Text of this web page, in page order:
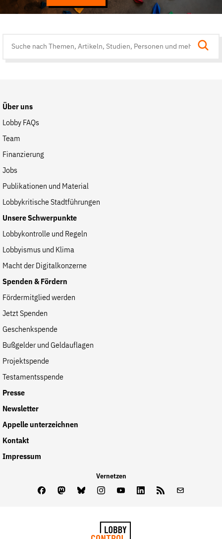
Über uns
Lobby FAQs
Team
Finanzierung
Jobs
Publikationen und Material
Lobbykritische Stadtführungen
Unsere Schwerpunkte
Lobbykontrolle und Regeln
Lobbyismus und Klima
Macht der Digitalkonzerne
Spenden & Fördern
Fördermitglied werden
Jetzt Spenden
Geschenkspende
Bußgelder und Geldauflagen
Projektspende
Testamentsspende
Presse
Newsletter
Appelle unterzeichnen
Kontakt
Impressum
Vernetzen
FacebookMastodon
BlueskyInstagram
YoutubeLinkedInFeed